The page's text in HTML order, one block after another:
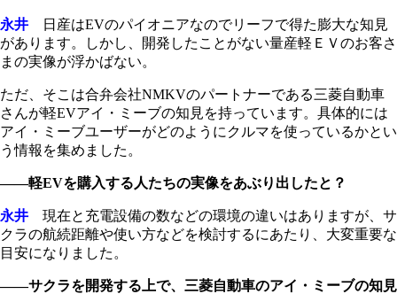
永井 日産はEVのパイオニアなのでリーフで得た膨大な知見
があります。しかし、開発したことがない量産軽ＥＶのお客さ
まの実像が浮かばない。
ただ、そこは合弁会社NMKVのパートナーである三菱自動車
さんが軽EVアイ・ミーブの知見を持っています。具体的には
アイ・ミーブユーザーがどのようにクルマを使っているかとい
う情報を集めました。
――軽EVを購入する人たちの実像をあぶり出したと？
永井 現在と充電設備の数などの環境の違いはありますが、サ
クラの航続距離や使い方などを検討するにあたり、大変重要な
目安になりました。
――サクラを開発する上で、三菱自動車のアイ・ミーブの知見